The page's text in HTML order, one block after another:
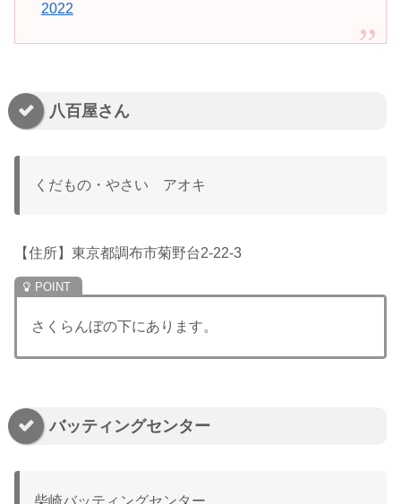
2022
八百屋さん
くだもの・やさい アオキ
【住所】東京都調布市菊野台2-22-3
さくらんぼの下にあります。
バッティングセンター
柴崎バッティングセンター